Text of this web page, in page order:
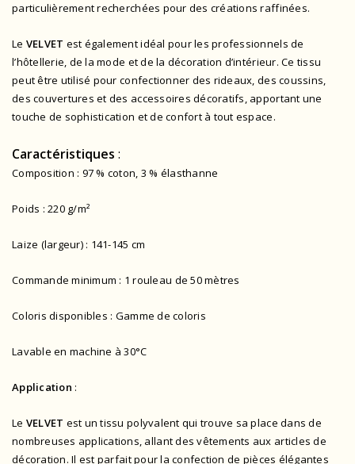
particulièrement recherchées pour des créations raffinées.
Le VELVET est également idéal pour les professionnels de
l’hôtellerie, de la mode et de la décoration d’intérieur. Ce tissu
peut être utilisé pour confectionner des rideaux, des coussins,
des couvertures et des accessoires décoratifs, apportant une
touche de sophistication et de confort à tout espace.
Caractéristiques :
Composition : 97 % coton, 3 % élasthanne
Poids : 220 g/m²
Laize (largeur) : 141-145 cm
Commande minimum : 1 rouleau de 50 mètres
Coloris disponibles : Gamme de coloris
Lavable en machine à 30°C
Application :
Le VELVET est un tissu polyvalent qui trouve sa place dans de
nombreuses applications, allant des vêtements aux articles de
décoration. Il est parfait pour la confection de pièces élégantes